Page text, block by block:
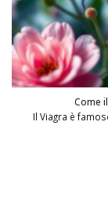
Come
Il Viagra è